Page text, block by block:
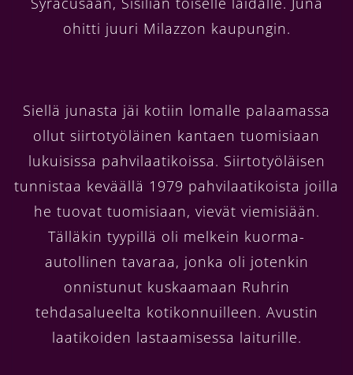
ohitti juuri Milazzon kaupungin.
Siellä junasta jäi kotiin lomalle palaamassa
ollut siirtotyöläinen kantaen tuomisiaan
lukuisissa pahvilaatikoissa. Siirtotyöläisen
tunnistaa keväällä 1979 pahvilaatikoista joilla
he tuovat tuomisiaan, vievät viemisiään.
Tälläkin tyypillä oli melkein kuorma-
autollinen tavaraa, jonka oli jotenkin
onnistunut kuskaamaan Ruhrin
tehdasalueelta kotikonnuilleen. Avustin
laatikoiden lastaamisessa laiturille.